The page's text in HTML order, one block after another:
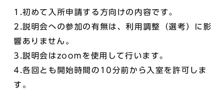
1.初めて入所申請する方向けの内容です。
2.説明会への参加の有無は、利用調整（選考）に影
響ありません。
3.説明会はzoomを使用して行います。
4.各回とも開始時間の10分前から入室を許可しま
す。